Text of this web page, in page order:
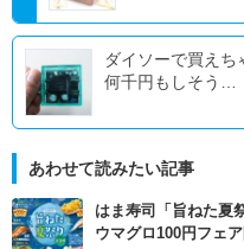
ダイソーで買えち
何千円もしそう…
あわせて読みたい記事
はま寿司「旨ねた夏
ウマグロ100円フェ